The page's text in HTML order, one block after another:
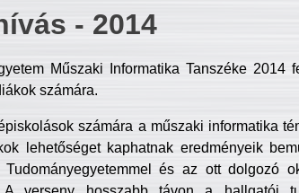
- 2014
Műszaki Informatika Tanszéke 2014
számára.
számára a műszaki informatika
lehetőséget kaphatnak eredményeik
és az ott dolgozó